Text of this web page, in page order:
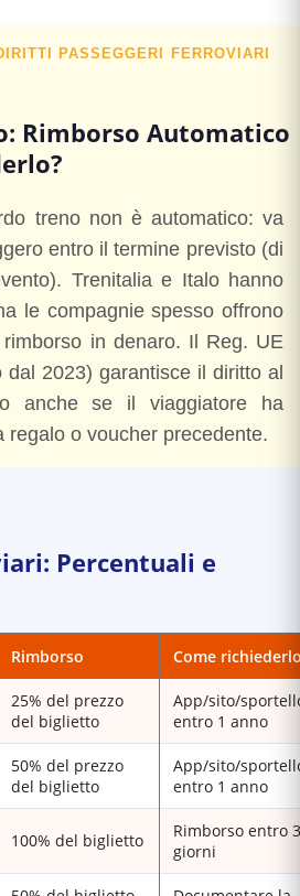
PASSEGGERI FERROVIARI
Rimborso Automatico
treno non è automatico: va
entro il termine previsto (di
Trenitalia e Italo hanno
le compagnie spesso offrono
in denaro. Il Reg. UE
dal 2023) garantisce il diritto al
anche se il viaggiatore ha
regalo o voucher precedente.
Percentuali e
Rimborso Come
25% del prezzo
del biglietto
App/sito/
entro 1 anno
50% del prezzo
del biglietto
App/sito/
entro 1 anno
100% del biglietto
Rimborso entro
giorni